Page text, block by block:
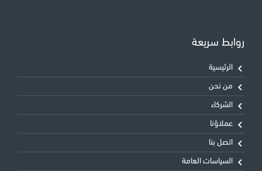
روابط سريعة
الرئيسية
من نحن
الشركاء
عملاؤنا
اتصل بنا
السياسات العامة